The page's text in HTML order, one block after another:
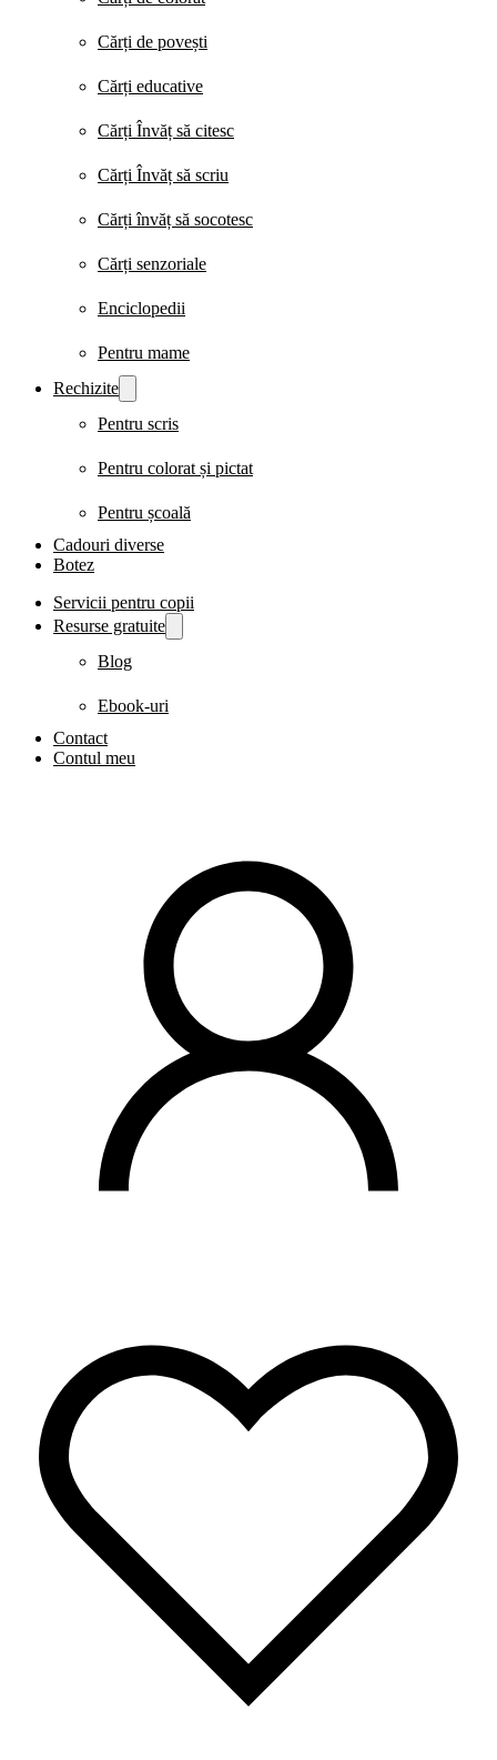
Cărți de povești
Cărți educative
Cărți Învăț să citesc
Cărți Învăț să scriu
Cărți învăț să socotesc
Cărți senzoriale
Enciclopedii
Pentru mame
Rechizite
Pentru scris
Pentru colorat și pictat
Pentru școală
Cadouri diverse
Botez
Servicii pentru copii
Resurse gratuite
Blog
Ebook-uri
Contact
Contul meu